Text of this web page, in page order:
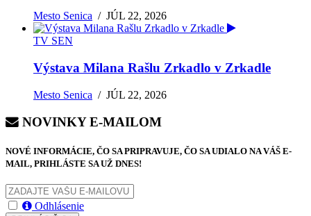
Mesto Senica /JÚL 22, 2026
TV SEN
Výstava Milana Rašlu Zrkadlo v Zrkadle
Mesto Senica /JÚL 22, 2026
NOVINKY E-MAILOM
NOVÉ INFORMÁCIE, ČO SA PRIPRAVUJE, ČO SA UDIALO NA VÁŠ E-
MAIL, PRIHLÁSTE SA UŽ DNES!
Odhlásenie